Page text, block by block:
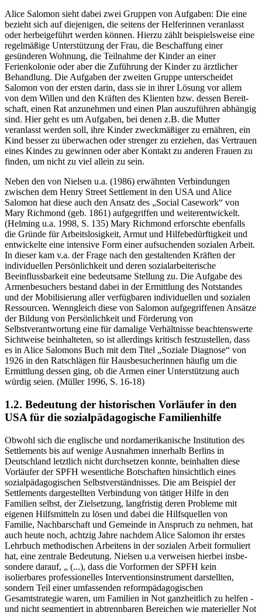
zu lehren“. (Nielsen/Nielsen 1986, S. 22)
Alice Salomon sieht dabei zwei Gruppen von Aufgaben: Die eine
bezieht sich auf diejenigen, die seitens der Helferinnen veranlasst
oder herbeige­führt werden können. Hierzu zählt beispielsweise eine
regelmäßige Unterstützung der Frau, die Beschaffung einer
gesünderen Wohnung, die Teilnahme der Kinder an einer
Ferienkolonie oder aber die Zuführung der Kinder zu ärztlicher
Behandlung. Die Aufgaben der zweiten Gruppe unterscheidet
Salomon von der ersten darin, dass sie in ihrer Lösung vor allem
von dem Willen und den Kräften des Klienten bzw. dessen Bereit­
schaft, einen Rat anzunehmen und einen Plan auszuführen abhängig
sind. Hier geht es um Aufgaben, bei denen z.B. die Mutter
veranlasst werden soll, ihre Kinder zweckmäßiger zu ernähren, ein
Kind besser zu überwa­chen oder strenger zu erziehen, das Vertrauen
finden, um nicht zu viel allein zu sein.
Neben den von Nielsen u.a. (1986) erwähnten Verbindungen
zwischen dem Henry Street Settlement in den USA und Alice
Salomon hat diese auch den Ansatz des „Social Casework“ von
Mary Richmond (geb. 1861) aufgegriffen und weiterentwickelt.
(Helming u.a. 1998, S. 135) Mary Richmond erforschte ebenfalls
die Gründe für Arbeitslosigkeit, Armut und Hilfebedürftigkeit und
entwickelte eine intensive Form einer aufsu­chenden sozialen Arbeit.
In dieser kam v.a. der Frage nach den gestaltenden Kräften der
individuellen Persönlichkeit und deren sozialar­beiterische
Beeinflussbarkeit eine bedeutsame Stellung zu. Die Aufgabe des
Armenbesuchers bestand dabei in der Ermittlung des Notstandes
und der Mobilisierung aller verfügbaren individuellen und sozialen
Ressourcen. Wenngleich diese von Salomon aufgegriffenen Ansätze
der Bildung von Persönlichkeit und Förderung von
Selbstverantwortung eine für damalige Verhältnisse beachtenswerte
Sichtweise beinhalteten, so ist allerdings kritisch festzustellen, dass
es in Alice Salomons Buch mit dem Titel „Soziale Diagnose“ von
1926 in den Ratschlägen für Hausbesuche­rinnen häufig um die
würdig seien. (Müller 1996, S. 16-18)
1.2. Bedeutung der historischen Vorläufer in den
USA für die sozialpädagogische Familienhilfe
Obwohl sich die englische und nordamerikanische Institution des
Settlements bis auf wenige Ausnahmen innerhalb Berlins in
Deutschland letztlich nicht durchsetzen konnte, beinhalten diese
Vorläufer der SPFH wesentliche Botschaften hinsichtlich eines
sozialpädagogischen Selbst­verständnisses. Die am Beispiel der
Settlements dargestellten Verbindung von tätiger Hilfe in den
Familien selbst, der Zielsetzung, langfristig deren Probleme mit
eigenen Hilfsmitteln zu lösen und dabei die Hilfsquellen von
Familie, Nachbarschaft und Gemeinde in Anspruch zu nehmen, hat
auch heute noch, achtzig Jahre nachdem Alice Salomon ihr erstes
Lehrbuch methodischen Arbeitens in der sozialen Arbeit formuliert
hat, eine zentrale Bedeutung. Nielsen u.a verweisen hierbei insbe­
sondere darauf, „ (...), dass die Vorformen der SPFH kein
isolierbares professionelles Interventionsinstrument darstellten,
sondern Teil einer umfassenden reformpädagogischen